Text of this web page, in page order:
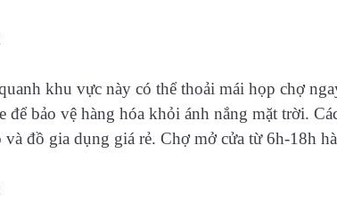
khu vực này có thể thoải mái họp chợ
bảo vệ hàng hóa khỏi ánh nắng mặt trời.
đồ gia dụng giá rẻ. Chợ mở cửa từ 6h-18h